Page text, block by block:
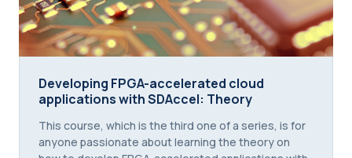
Developing FPGA-accelerated cloud applications
Developing FPGA-accelerated cloud
applications with SDAccel: Theory
Course summary text:
This course, which is the third one of a series, is for
anyone passionate about learning the theory on